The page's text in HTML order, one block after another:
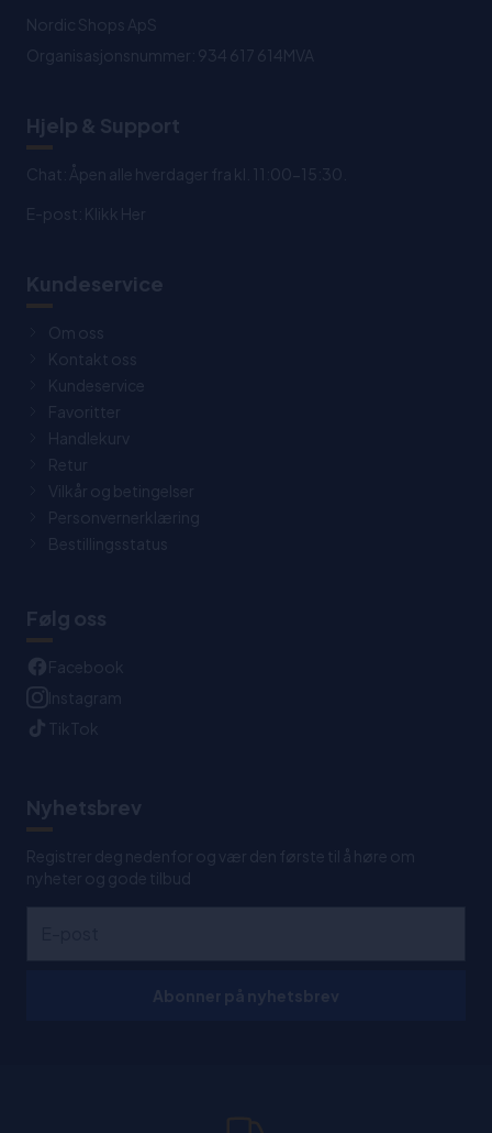
Nordic Shops ApS
Organisasjonsnummer: 934 617 614MVA
Hjelp & Support
Chat: Åpen alle hverdager fra kl. 11:00-15:30.
E-post: Klikk Her
Kundeservice
Om oss
Kontakt oss
Kundeservice
Favoritter
Handlekurv
Retur
Vilkår og betingelser
Personvernerklæring
Bestillingsstatus
Følg oss
Facebook
Instagram
TikTok
Nyhetsbrev
Registrer deg nedenfor og vær den første til å høre om
nyheter og gode tilbud